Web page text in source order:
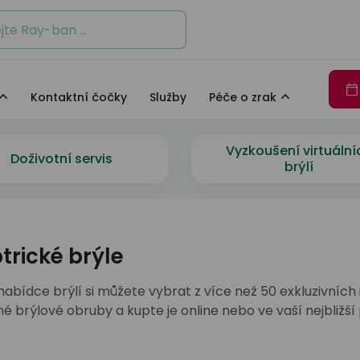
Kontaktní čočky Služby Péče o zrak
Armani
Hilfiger
značek
Více exkluzivních značek
Zajímavosti o DbyD
Armani
značek
Více exkluzivních značek
Staň se osobností s
Jak fungují naše oči
Doživotní servis
Vyzkoušení
brýlí
brýle
brýlí si můžete vybrat z více než 50
brýlové obruby a kupte je online nebo ve vaší nejbližší